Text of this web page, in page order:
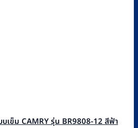
เข็ม CAMRY รุ่น BR9808-12 สีฟ้า